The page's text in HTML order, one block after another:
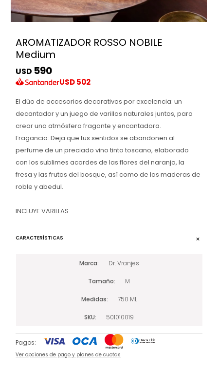
AROMATIZADOR ROSSO NOBILE
Medium
USD 590
USD502
El dúo de accesorios decorativos por excelencia: un
decantador y un juego de varillas naturales juntos, para
crear una atmósfera fragante y encantadora.
Fragancia: Deja que tus sentidos se abandonen al
perfume de un preciado vino tinto toscano, elaborado
con los sublimes acordes de las flores del naranjo, la
fresa y las frutas del bosque, así como de las maderas de
roble y abedul.
INCLUYE VARILLAS
CARACTERÍSTICAS
Marca Dr. Vranjes
Tamaño M
Medidas 750 ML
SKU 501010019
Pagos:
Ver opciones de pago y planes de cuotas